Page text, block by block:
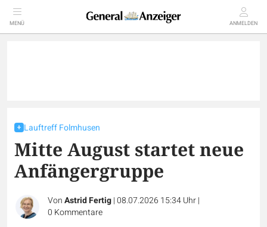
MENÜ ANMELDEN
Lauftreff Folmhusen
Mitte August startet neue
Anfängergruppe
VonAstrid Fertig|08.07.2026 15:34 Uhr|
0 Kommentare